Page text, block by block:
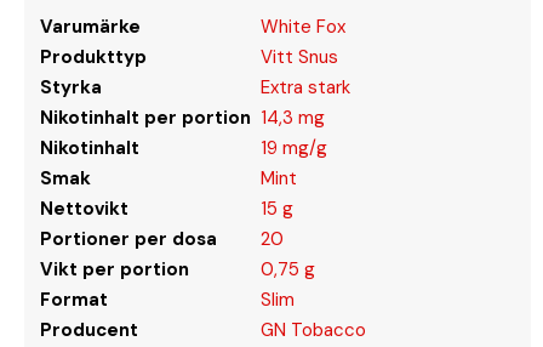
Varumärke
White Fox
Produkttyp
Vitt Snus
Styrka
Extra stark
Nikotinhalt per portion 14,3 mg
Nikotinhalt
19 mg/g
Smak
Mint
Nettovikt
15 g
Portioner per dosa
20
Vikt per portion
0,75 g
Format
Slim
Producent
GN Tobacco